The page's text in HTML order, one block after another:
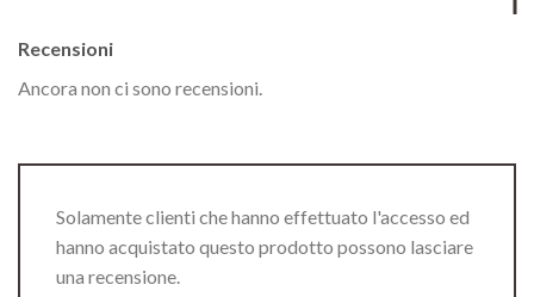
Recensioni
Ancora non ci sono recensioni.
Solamente clienti che hanno effettuato l'accesso ed
hanno acquistato questo prodotto possono lasciare
una recensione.